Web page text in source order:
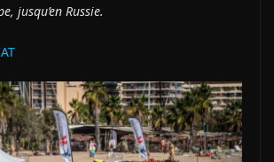
jusqu’en Russie.